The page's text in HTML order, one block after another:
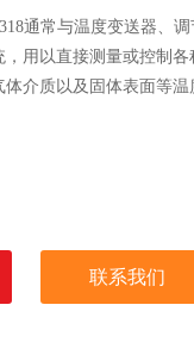
通常与温度变送器、
，用以直接测量或控制
介质以及固体表面等温
联系我们